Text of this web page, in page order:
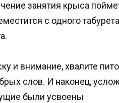
занятия крыса
с одного
и внимание, хвалите
слов. И наконец,
были усвоены